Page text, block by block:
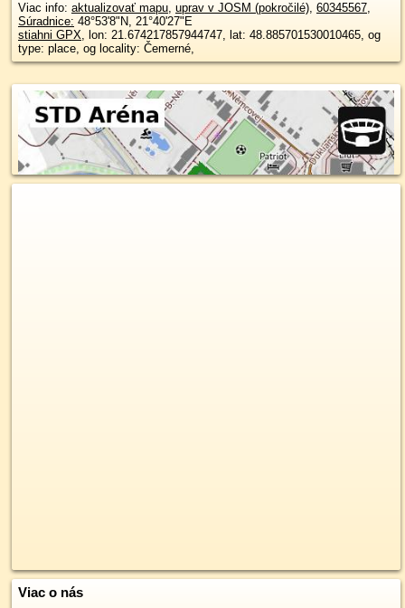
Viac info: aktualizovať mapu, uprav v JOSM (pokročilé), 60345567,
Súradnice: 48°53'8"N, 21°40'27"E
stiahni GPX, lon: 21.674217857944747, lat: 48.885701530010465, og
type: place, og locality: Čemerné,
Viac o nás